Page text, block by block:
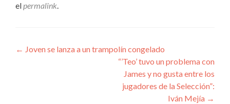
elpermalink.
Navegación
← Joven se lanza a un trampolín congelado
“’Teo’ tuvo un problema con
James y no gusta entre los
jugadores de la Selección”:
Iván Mejía →